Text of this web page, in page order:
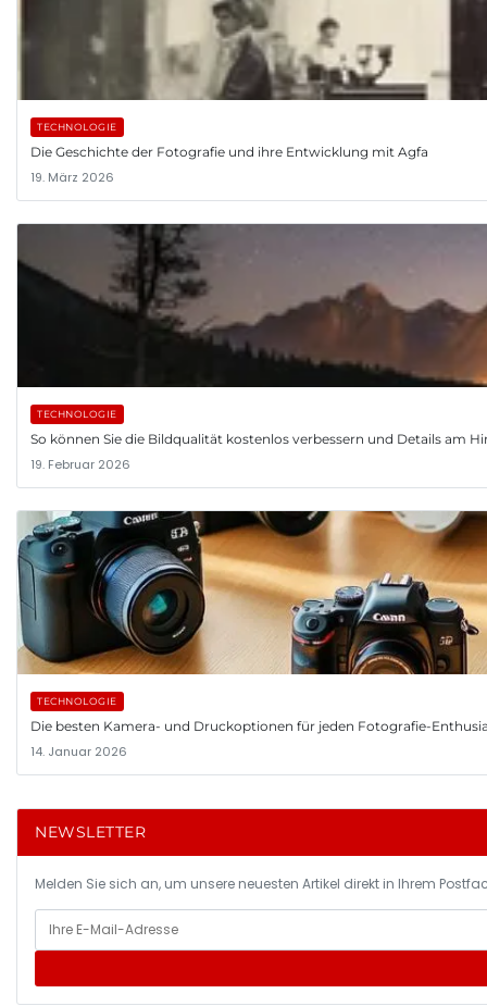
TECHNOLOGIE
Die Geschichte der Fotografie und ihre Entwicklung mit Agfa
19. März 2026
TECHNOLOGIE
So können Sie die Bildqualität kostenlos verbessern und Details am
19. Februar 2026
TECHNOLOGIE
Die besten Kamera- und Druckoptionen für jeden Fotografie-
14. Januar 2026
NEWSLETTER
Melden Sie sich an, um unsere neuesten Artikel direkt in Ihrem